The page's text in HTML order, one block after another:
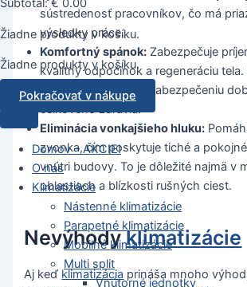
Subtotal:€0.00
Žiadne produkty v košíku.
Žiadne produkty v košíku.
Pokračovať v nákupe
Domov – AKCIE!
O nás
Klimatizácie
Nástenné klimatizácie
Parapetné klimatizácie
Mobilné klimatizácie
Multi split
Vnútorné jednotky
sústredenosť pracovníkov, čo má
výsledky práce.
Komfortný spánok: Zabezpečuje
kvalitný odpočinok a regeneráciu
v spálni je kľúčom k zabezpečeniu
celkového zdravia.
Eliminácia vonkajšieho hluku:
zvonka, čím poskytuje tiché a
vnútri budovy. To je dôležité najmä v
oblastiach a blízkosti rušných ciest.
Nevýhodyklimatizácie
Aj keď klimatizácia prináša mnoho